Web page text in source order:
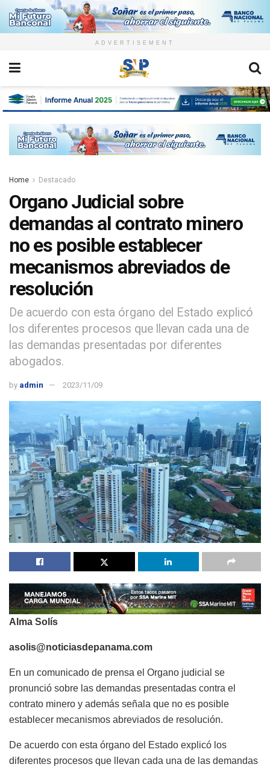
ADVERTISEMENT
Home Destacado
Organo Judicial sobre
demandas al contrato minero
no es posible establecer
mecanismos abreviados de
resolución
De acuerdo con esta órgano del Estado explicó
los diferentes procesos que llevan cada una de
las demandas presentadas por diferentes
abogados.
by admin 2023/11/09
Alma Solís
asolis@noticiasdepanama.com
En un comunicado de prensa el Organo judicial se
pronunció sobre las demandas presentadas contra el
contrato minero y además señala que no es posible
establecer mecanismos abreviados de resolución.
De acuerdo con esta órgano del Estado explicó los
diferentes procesos que llevan cada una de las demandas